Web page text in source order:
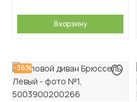
В корзину
-36%